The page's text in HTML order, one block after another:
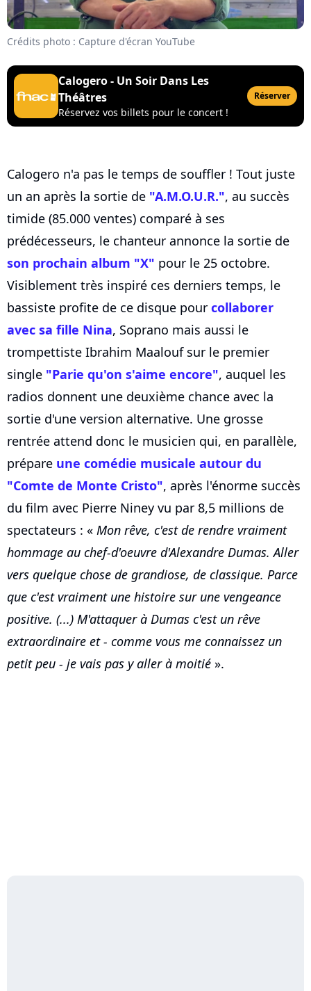
Crédits photo : Capture d'écran YouTube
Calogero - Un Soir Dans Les
Théâtres
Réservez vos billets pour le concert !
Réserver
Calogero n'a pas le temps de souffler ! Tout juste
un an après la sortie de "A.M.O.U.R.", au succès
timide (85.000 ventes) comparé à ses
prédécesseurs, le chanteur annonce la sortie de
son prochain album "X" pour le 25 octobre.
Visiblement très inspiré ces derniers temps, le
bassiste profite de ce disque pour collaborer
avec sa fille Nina, Soprano mais aussi le
trompettiste Ibrahim Maalouf sur le premier
single "Parie qu'on s'aime encore", auquel les
radios donnent une deuxième chance avec la
sortie d'une version alternative. Une grosse
rentrée attend donc le musicien qui, en parallèle,
prépare une comédie musicale autour du
"Comte de Monte Cristo", après l'énorme succès
du film avec Pierre Niney vu par 8,5 millions de
spectateurs : « Mon rêve, c'est de rendre vraiment
hommage au chef-d'oeuvre d'Alexandre Dumas. Aller
vers quelque chose de grandiose, de classique. Parce
que c'est vraiment une histoire sur une vengeance
positive. (...) M'attaquer à Dumas c'est un rêve
extraordinaire et - comme vous me connaissez un
petit peu - je vais pas y aller à moitié ».